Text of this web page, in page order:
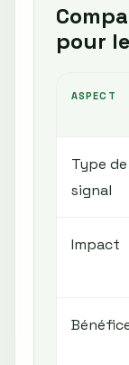
pour
ASPECT
Type de
signal
Impact